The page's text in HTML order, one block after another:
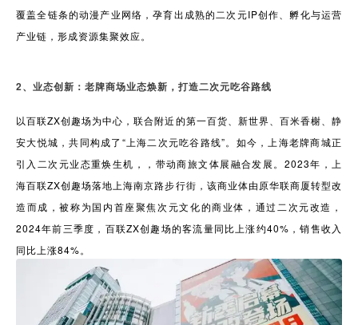
覆盖全链条的动漫产业网络，孕育出成熟的二次元IP创作、孵化与运营
产业链，形成资源集聚效应。
2、业态创新：老牌商场业态焕新，打造二次元吃谷路线
以百联ZX创趣场为中心，联合附近的第一百货、新世界、百米香榭、静
安大悦城，共同构成了“上海二次元吃谷路线”。如今，上海老牌商城正
引入二次元业态重焕生机，，带动商旅文体展融合发展。2023年，上
海百联ZX创趣场落地上海南京路步行街，该商业体由原华联商厦转型改
造而成，被称为国内首座聚焦次元文化的商业体，通过二次元改造，
2024年前三季度，百联ZX创趣场的客流量同比上涨约40%，销售收入
同比上涨84%。